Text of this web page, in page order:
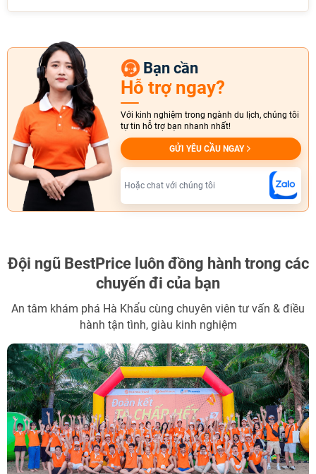
Bạn cần
Hỗ trợ ngay?
Với kinh nghiệm trong ngành du lịch, chúng tôi
tự tin hỗ trợ bạn nhanh nhất!
GỬI YÊU CẦU NGAY
Hoặc chat với chúng tôi
Đội ngũ BestPrice luôn đồng hành trong các
chuyến đi của bạn
An tâm khám phá Hà Khẩu cùng chuyên viên tư vấn & điều
hành tận tình, giàu kinh nghiệm